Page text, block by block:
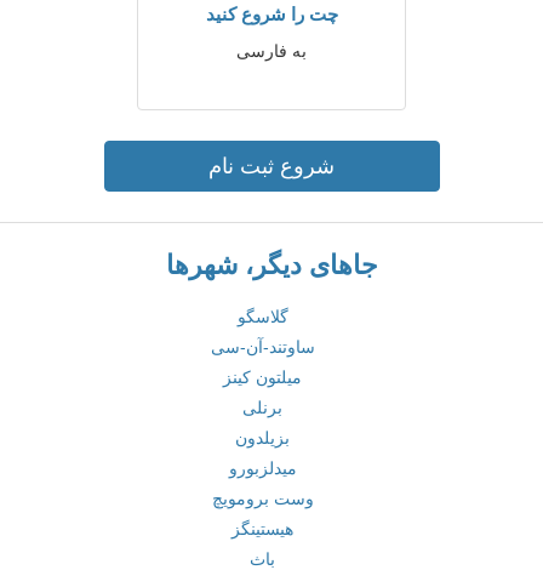
چت را شروع کنید
به فارسی
شروع ثبت نام
جاهای دیگر، شهرها
گلاسگو
ساوتند-آن-سی
میلتون کینز
برنلی
بزیلدون
میدلزبورو
وست برومویچ
هیستینگز
باث